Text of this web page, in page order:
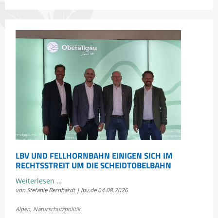
LBV UND FELLHORNBAHN EINIGEN SICH IM
RECHTSSTREIT UM DIE SCHEIDTOBELBAHN
Weiterlesen …
und
einigen
von Stefanie Bernhardt | lbv.de 04.08.2026
Alpen, Naturschutzpolitik